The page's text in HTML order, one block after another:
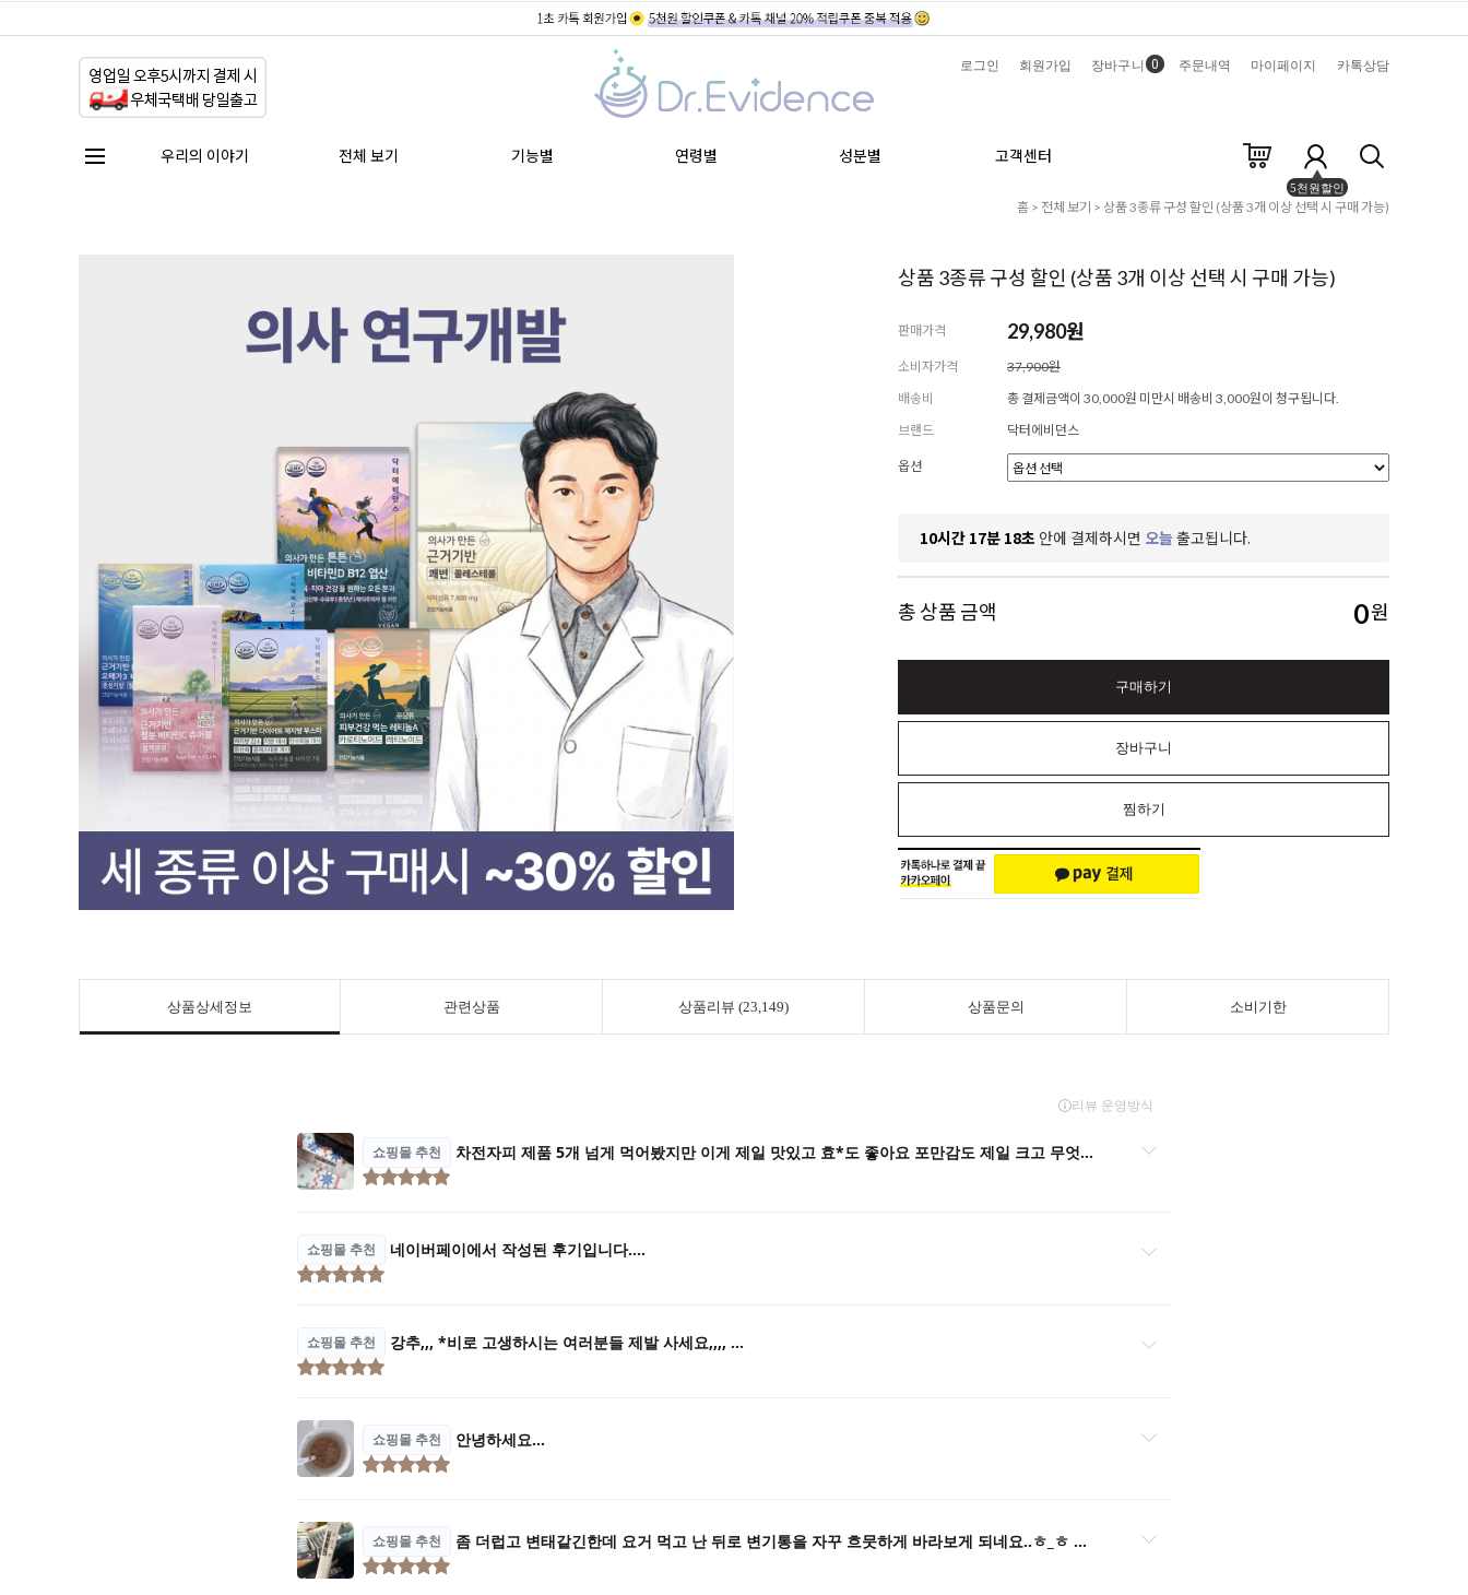
로그인 회원가입 장바구니 0 주문내역 마이페이지 카톡상담
우리의 이야기 전체 보기 기능별 연령별 성분별 고객센터
5천원할인
홈 > 전체 보기 > 상품 3종류 구성 할인 (상품 3개 이상 선택 시 구매 가능)
상품 3종류 구성 할인 (상품 3개 이상 선택 시 구매 가능)
판매가격 29,980원
소비자가격
37,900원
배송비
총 결제금액이 30,000원 미만시 배송비 3,000원이 청구됩니다.
브랜드
닥터에비던스
옵션
10시간 17분 16초 안에 결제하시면 오늘 출고됩니다.
총 상품 금액 0원
구매하기
장바구니
찜하기
상품상세정보 관련상품 상품리뷰 (23,149) 상품문의 소비기한